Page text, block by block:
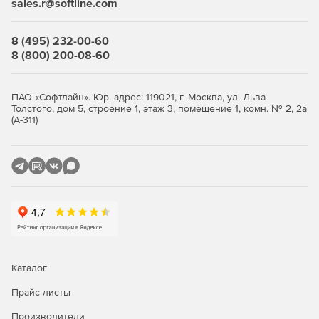
sales.r@softline.com
8 (495) 232-00-60
8 (800) 200-08-60
ПАО «Софтлайн». Юр. адрес: 119021, г. Москва, ул. Льва
Толстого, дом 5, строение 1, этаж 3, помещение 1, комн. № 2, 2а
(А-311)
Каталог
Прайс-листы
Производители